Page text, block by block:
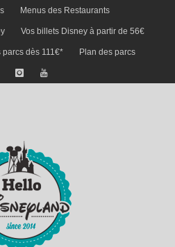
Menus des Restaurants
Vos billets Disney à partir de 56€
dès 111€* Plan des parcs